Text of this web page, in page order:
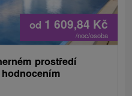
od 1 609,84 Kč
/noc/osoba
prostředí